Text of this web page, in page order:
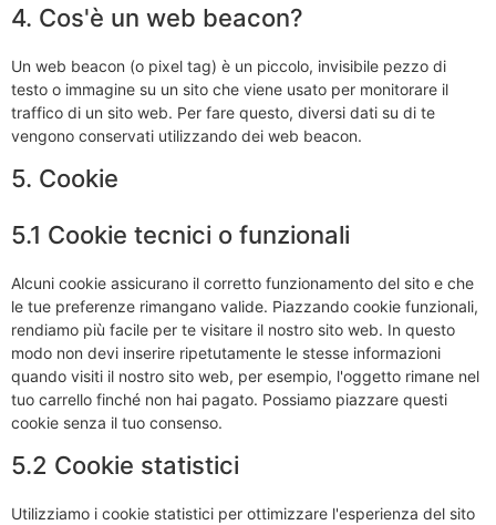
4. Cos'è un web beacon?
Un web beacon (o pixel tag) è un piccolo, invisibile pezzo di
testo o immagine su un sito che viene usato per monitorare il
traffico di un sito web. Per fare questo, diversi dati su di te
vengono conservati utilizzando dei web beacon.
5. Cookie
5.1 Cookie tecnici o funzionali
Alcuni cookie assicurano il corretto funzionamento del sito e che
le tue preferenze rimangano valide. Piazzando cookie funzionali,
rendiamo più facile per te visitare il nostro sito web. In questo
modo non devi inserire ripetutamente le stesse informazioni
quando visiti il nostro sito web, per esempio, l'oggetto rimane nel
tuo carrello finché non hai pagato. Possiamo piazzare questi
cookie senza il tuo consenso.
5.2 Cookie statistici
Utilizziamo i cookie statistici per ottimizzare l'esperienza del sito